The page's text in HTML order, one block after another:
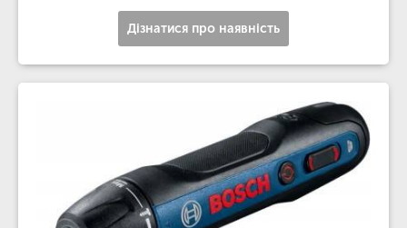
Дізнатися про наявність